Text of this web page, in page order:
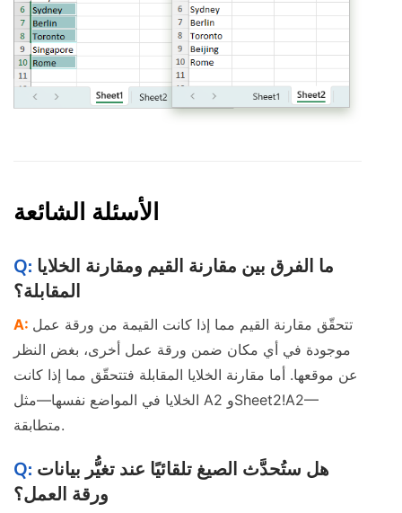
الأسئلة الشائعة
ما الفرق بين مقارنة القيم ومقارنة الخلايا
المقابلة؟
تتحقّق مقارنة القيم مما إذا كانت القيمة من ورقة عمل
موجودة في أي مكان ضمن ورقة عمل أخرى، بغض النظر
عن موقعها. أما مقارنة الخلايا المقابلة فتتحقّق مما إذا كانت
الخلايا في المواضع نفسها—مثل A2 وSheet2!A2—
متطابقة.
هل ستُحدَّث الصيغ تلقائيًا عند تغيُّر بيانات
ورقة العمل؟